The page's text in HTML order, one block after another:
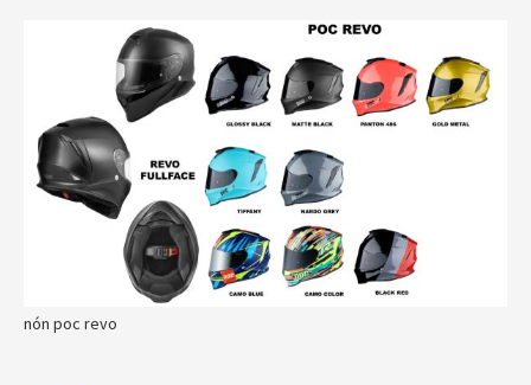
nón poc revo